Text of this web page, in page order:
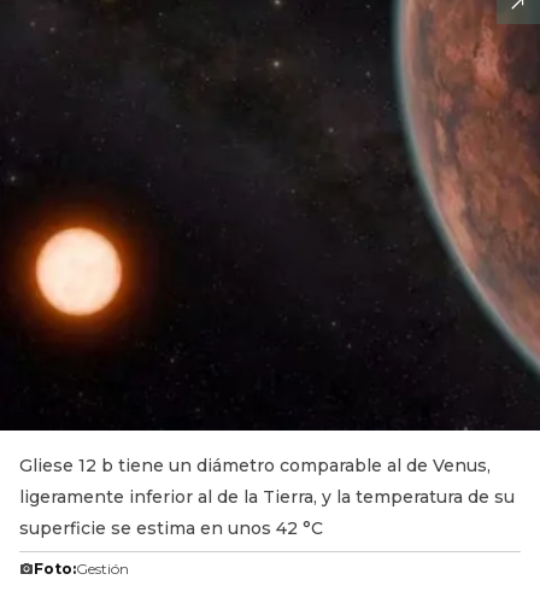
Gliese 12 b tiene un diámetro comparable al de Venus,
ligeramente inferior al de la Tierra, y la temperatura de su
superficie se estima en unos 42 °C
Foto:Gestión